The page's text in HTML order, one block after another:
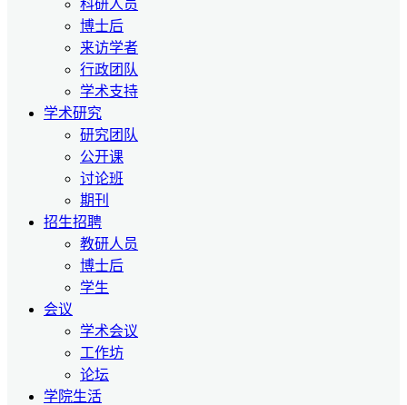
科研人员
博士后
来访学者
行政团队
学术支持
学术研究
研究团队
公开课
讨论班
期刊
招生招聘
教研人员
博士后
学生
会议
学术会议
工作坊
论坛
学院生活